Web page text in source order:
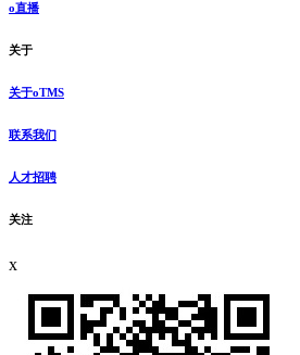
o直播
关于
关于oTMS
联系我们
人才招聘
关注
x